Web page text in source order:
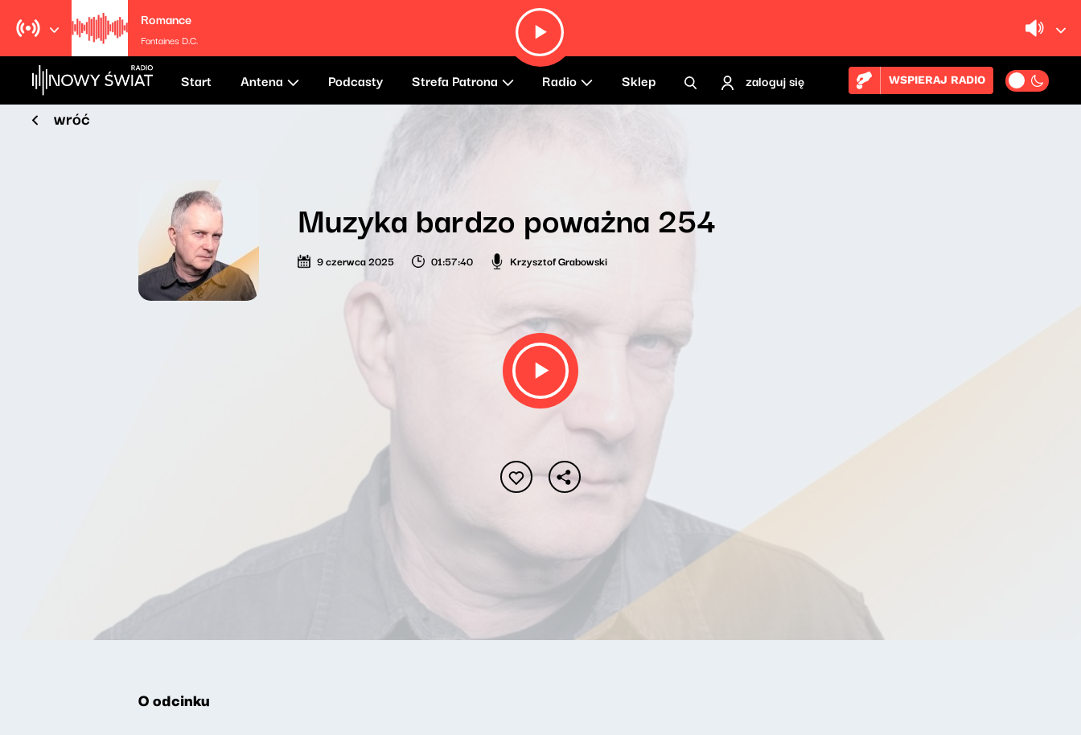
Romance
Fontaines D.C.
Start Antena Podcasty Strefa Patrona Radio Sklep zaloguj się WSPIERAJ RADIO
wróć
Muzyka bardzo poważna 254
9 czerwca 2025 01:57:40 Krzysztof Grabowski
O odcinku